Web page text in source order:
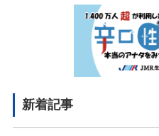
新着記事